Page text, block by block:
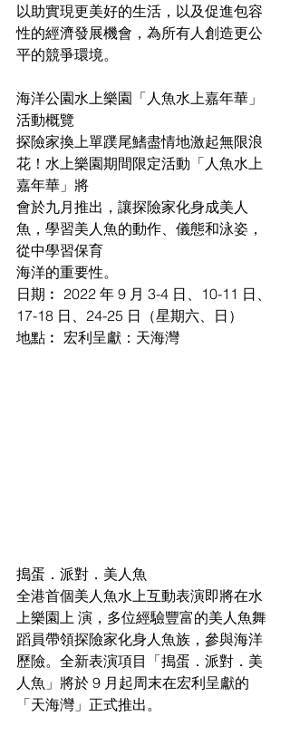
以助實現更美好的生活，以及促進包容
性的經濟發展機會，為所有人創造更公
平的競爭環境。
海洋公園水上樂園「人魚水上嘉年華」
活動概覽
探險家換上單蹼尾鰭盡情地激起無限浪
花！水上樂園期間限定活動「人魚水上
嘉年華」將
會於九月推出，讓探險家化身成美人
魚，學習美人魚的動作、儀態和泳姿，
從中學習保育
海洋的重要性。
日期︰ 2022 年 9 月 3-4 日、10-11 日、
17-18 日、24-25 日（星期六、日）
地點︰ 宏利呈獻：天海灣
搗蛋．派對．美人魚
全港首個美人魚水上互動表演即將在水
上樂園上 演，多位經驗豐富的美人魚舞
蹈員帶領探險家化身人魚族，參與海洋
歷險。全新表演項目「搗蛋．派對．美
人魚」將於 9 月起周末在宏利呈獻的
「天海灣」正式推出。